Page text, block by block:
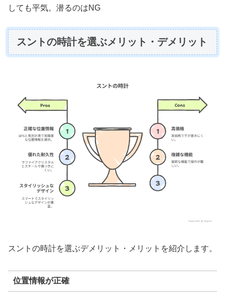
しても平気。潜るのはNG
スントの時計を選ぶメリット・デメリット
スントの時計を選ぶデメリット・メリットを紹介します。
位置情報が正確